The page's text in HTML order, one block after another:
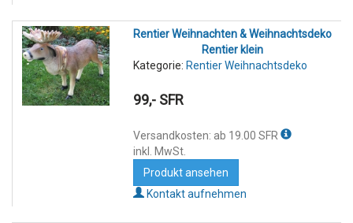
Rentier Weihnachten & Weihnachtsdeko
Rentier klein
Kategorie: Rentier Weihnachtsdeko
99,- SFR
Versandkosten: ab 19.00 SFR
inkl. MwSt.
Produkt ansehen
Kontakt aufnehmen